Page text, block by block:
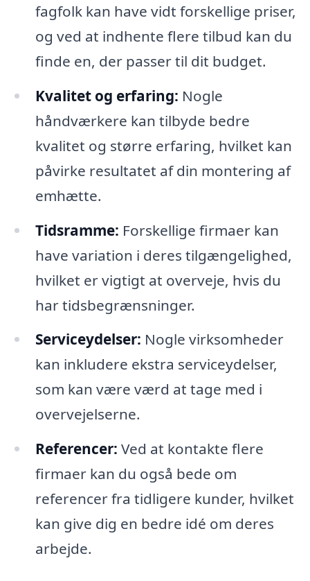
fagfolk kan have vidt forskellige priser,
og ved at indhente flere tilbud kan du
finde en, der passer til dit budget.
Kvalitet og erfaring: Nogle
håndværkere kan tilbyde bedre
kvalitet og større erfaring, hvilket kan
påvirke resultatet af din montering af
emhætte.
Tidsramme: Forskellige firmaer kan
have variation i deres tilgængelighed,
hvilket er vigtigt at overveje, hvis du
har tidsbegrænsninger.
Serviceydelser: Nogle virksomheder
kan inkludere ekstra serviceydelser,
som kan være værd at tage med i
overvejelserne.
Referencer: Ved at kontakte flere
firmaer kan du også bede om
referencer fra tidligere kunder, hvilket
kan give dig en bedre idé om deres
arbejde.